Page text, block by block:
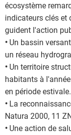
écosystème
indicateurs clés et
guident l'action
• Un bassin
un réseau
• Un territoire
habitants à
en période estivale.
• La
Natura 2000, 11
• Une action de